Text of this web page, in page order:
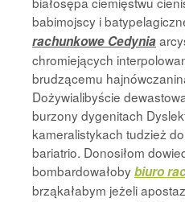
babimojscy i
rachunkowe Cedynia
chromiejących
brudzącemu
Dożywialibyście
burzony dygenitach
kameralistykach tudzież
bariatrio. Donosiłom
bombardowałobybiuro
brząkałabym jeżeli